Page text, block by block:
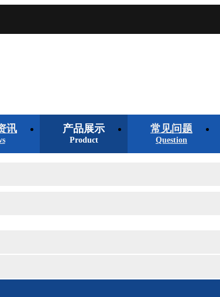
讯 产品展示
Product
常见问题
Question